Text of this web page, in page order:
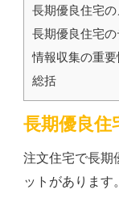
長期優良住宅の
長期優良住宅の
情報収集の重要
総括
長期優良住
注文住宅で長期
ットがあります